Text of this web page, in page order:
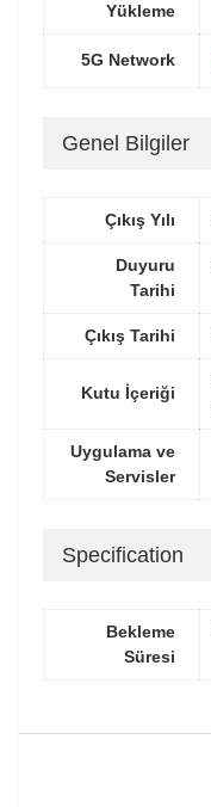
Yükleme
5G Network
Genel Bilgiler
Çıkış Yılı
Duyuru
Tarihi
Çıkış Tarihi
Kutu İçeriği
Uygulama ve
Servisler
Specification
Bekleme
Süresi